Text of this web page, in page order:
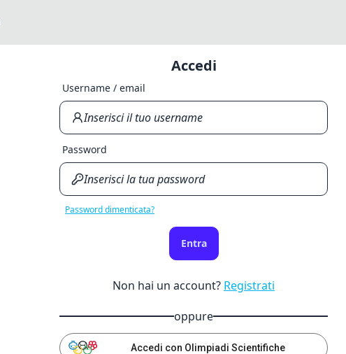
Accedi
Username / email
Password
Password dimenticata?
Entra
Non hai un account? Registrati
oppure
Accedi con Olimpiadi Scientifiche